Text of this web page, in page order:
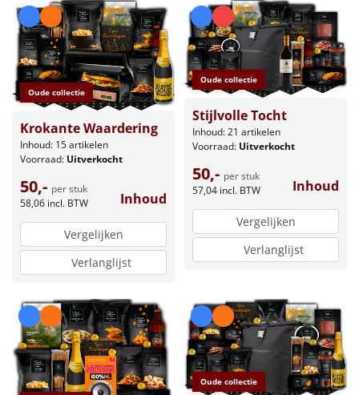
Oude collectie
Krokante Waardering
Inhoud: 15 artikelen
Voorraad: Uitverkocht
50,- per stuk
58,06 incl. BTW Inhoud
Vergelijken
Verlanglijst
Oude collectie
Stijlvolle Tocht
Inhoud: 21 artikelen
Voorraad: Uitverkocht
50,- per stuk
57,04 incl. BTW Inhoud
Vergelijken
Verlanglijst
Oude collectie